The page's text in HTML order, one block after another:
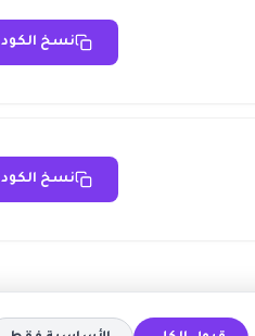
نسخ الكود
نسخ الكود